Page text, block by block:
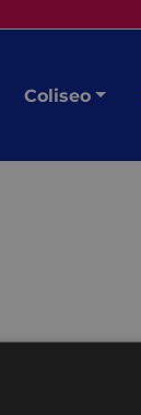
Coliseo